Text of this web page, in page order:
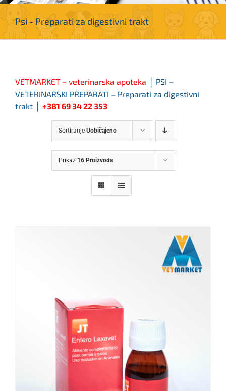
Psi - Preparati za digestivni trakt
VETMARKET – veterinarska apoteka │ PSI –
VETERINARSKI PREPARATI – Preparati za digestivni
trakt
+381 69 34 22 353
Sortiranje Uobičajeno
Prikaz 16 Proizvoda